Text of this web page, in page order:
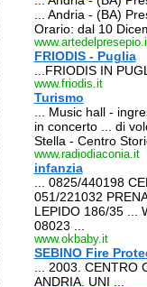
... Andria - (BA)
Orario: dal 10
FRIODIS - Puglia
...FRIODIS IN
www.friodis.it
Turismo
... Music hall -
in concerto ... di
Stella - Centro
www.radiodiaconia.it
infanzia
... 0825/440198
051/221032
LEPIDO 186/35 ...
08023 ...
www.okbaby.it
SEBINO Fire
... 2003. CENTRO
ANDRIA. UNI ...